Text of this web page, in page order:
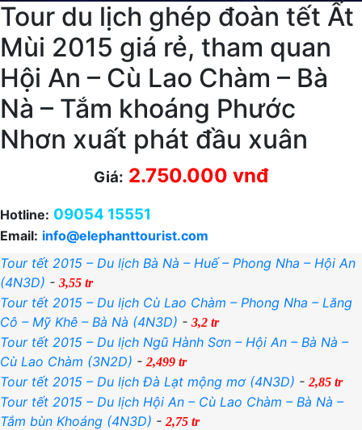
Tour du lịch ghép đoàn tết Ất
Mùi 2015 giá rẻ, tham quan
Hội An – Cù Lao Chàm – Bà
Nà – Tắm khoáng Phước
Nhơn xuất phát đầu xuân
Giá: 2.750.000 vnđ
Hotline: 09054 15551
Email: info@elephanttourist.com
Tour tết 2015 – Du lịch Bà Nà – Huế – Phong Nha – Hội An
(4N3D) - 3,55 tr
Tour tết 2015 – Du lịch Cù Lao Chàm – Phong Nha – Lăng
Cô – Mỹ Khê – Bà Nà (4N3D) - 3,2 tr
Tour tết 2015 – Du lịch Ngũ Hành Sơn – Hội An – Bà Nà –
Cù Lao Chàm (3N2D) -2,499 tr
Tour tết 2015 – Du lịch Đà Lạt mộng mơ (4N3D) -2,85 tr
Tour tết 2015 – Du lịch Hội An – Cù Lao Chàm – Bà Nà –
Tắm bùn Khoáng (4N3D) -2,75 tr